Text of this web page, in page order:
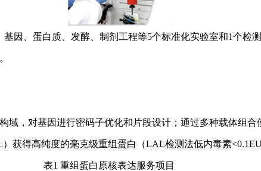
基因、蛋白质、发酵、制剂工程等5个标准化实验室和1个检
域 ，对基因进行密码子优化和片段设计；通过多种载体组合
获得高纯度的毫克级重组蛋白 （LAL检测法低内毒素
表1 重组蛋白原核表达服务项目